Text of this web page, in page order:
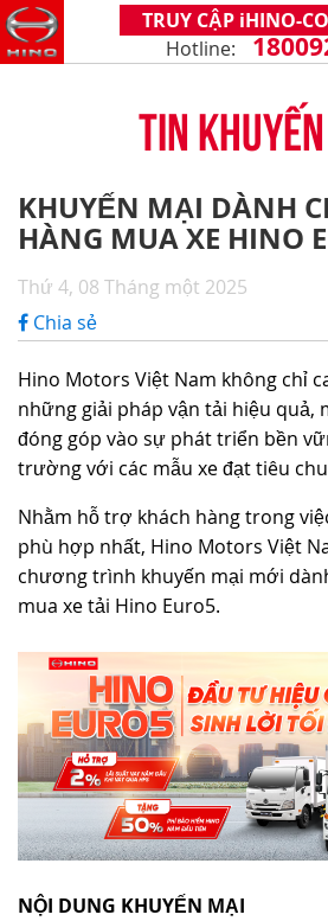
TRUY CẬP iHINO-
Hotline:
SERIES 300
(Tải trọng: 1,8 - 4,4 tấn)
XZU650 - 4,99 TẤN (CABIN
XZU710 - 5,5 TẤN (CABIN
XZU720 - 7,5 TẤN (CABIN
XZU730 - 8,5 TẤN (CABIN
SERIES 500
SERIES 700
(KL kéo theo: 39 tấn)
SS2P 6X4 - 413 PS
DỊCH VỤ VÀ PHỤ TÙNG
CHÍNH SÁCH BẢO HÀNH
PHỤ TÙNG CHÍNH HÃNG
HỖ TRỢ TỔNG THỂ
DỊCH VỤ TÀI CHÍNH HINO
ĐẠI LÝ
HỆ THỐNG ĐẠI LÝ
TIN TỨC
TIN TỨC CHUNG
CÂU HỎI THƯỜNG GẶP
CHIA SẺ TỪ KHÁCH HÀNG
THỦ THUẬT LÁI XE
VỀ CHÚNG TÔI
HINO MOTORS VIỆT NAM
CHẶNG ĐƯỜNG
CÔNG NGHỆ
TUYỂN DỤNG
HOẠT ĐỘNG CỘNG ĐỒNG
TIN
KHUYẾN MẠI DÀNH
HÀNG MUA XE HINO
Thứ 4, 08 Tháng một 2025
Chia sẻ
Hino Motors Việt Nam không chỉ
những giải pháp vận tải hiệu quả,
đóng góp vào sự phát triển bền
trường với các mẫu xe đạt tiêu
Nhằm hỗ trợ khách hàng trong
phù hợp nhất, Hino Motors Việt
chương trình khuyến mại mới
mua xe tải Hino Euro5.
NỘI DUNG KHUYẾN MẠI